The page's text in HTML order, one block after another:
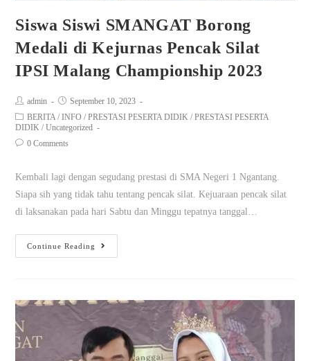
Siswa Siswi SMANGAT Borong
Medali di Kejurnas Pencak Silat
IPSI Malang Championship 2023
admin
September 10, 2023
BERITA / INFO / PRESTASI PESERTA DIDIK / PRESTASI PESERTA
DIDIK / Uncategorized
0 Comments
Kembali lagi dengan segudang prestasi di SMA Negeri 1 Ngantang.
Siapa sih yang tidak tahu tentang pencak silat. Kejuaraan pencak silat
di laksanakan pada hari Sabtu dan Minggu tepatnya tanggal…
Continue Reading